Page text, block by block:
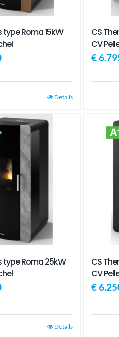
type Roma 15kW
Details
CS
CV
€
type Roma 25kW
Details
CS
CV
€